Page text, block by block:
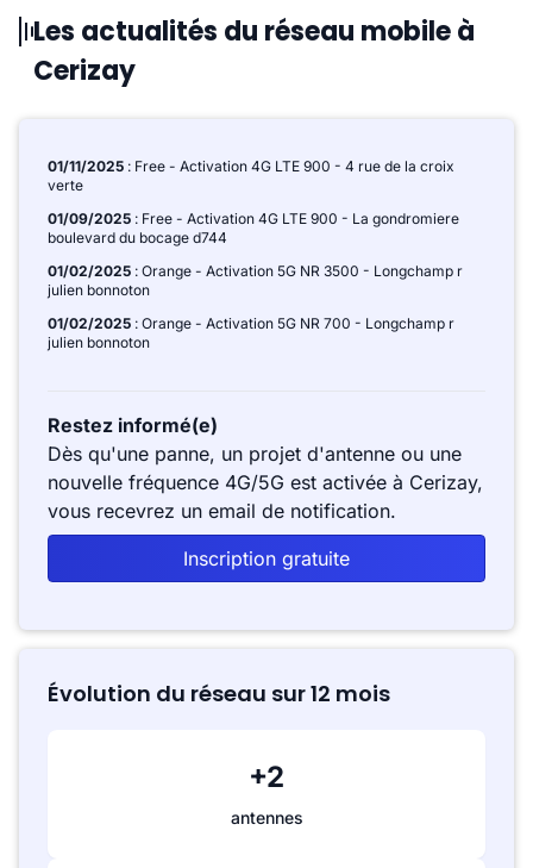
Les actualités du réseau mobile à
Cerizay
01/11/2025 : Free - Activation 4G LTE 900 - 4 rue de la croix
verte
01/09/2025 : Free - Activation 4G LTE 900 - La gondromiere
boulevard du bocage d744
01/02/2025 : Orange - Activation 5G NR 3500 - Longchamp r
julien bonnoton
01/02/2025 : Orange - Activation 5G NR 700 - Longchamp r
julien bonnoton
Restez informé(e)
Dès qu'une panne, un projet d'antenne ou une
nouvelle fréquence 4G/5G est activée à Cerizay,
vous recevrez un email de notification.
Inscription gratuite
Évolution du réseau sur 12 mois
+2
antennes